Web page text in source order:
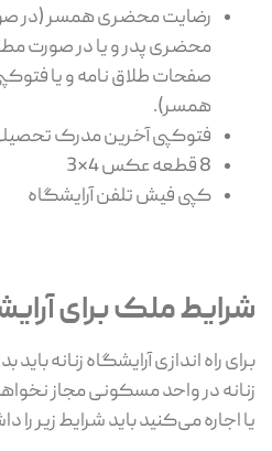
رضایت محضری همسر (در
محضری پدر و یا در صورت
صفحات طلاق نامه و یا
همسر).
فتوکپی آخرین مدرک
8 قطعه عکس 4×3
کپی فیش تلفن آرایشگاه
شرایط ملک برای
برای راه اندازی آرایشگاه زنانه
زنانه در واحد مسکونی مجاز
یا اجاره می‌کنید باید شرایط زیر را